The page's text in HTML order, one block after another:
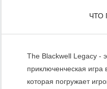
ЧТО
The Blackwell Legacy -
приключенческая игра
которая погружает